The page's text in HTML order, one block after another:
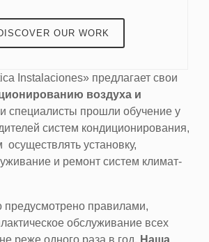
OUR WORK
Instalaciones» предлагает свои
воздуха и
специалисты прошли обучение у
систем кондиционирования,
осуществлять установку,
и ремонт систем климат-
предусмотрено правилами,
обслуживание всех
реже одного раза в год. Наша